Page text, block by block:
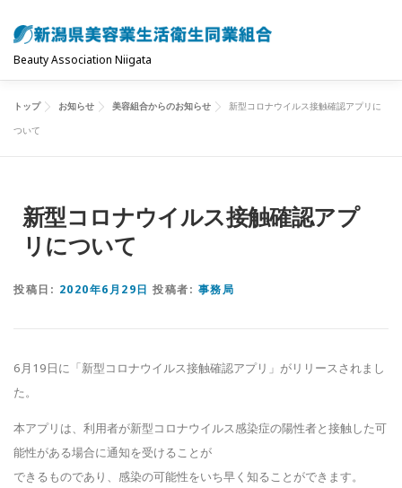
ン
Beauty Association Niigata
トップ 組合について 組合の主な事業
トップ お知らせ 美容組合からのお知らせ
新型コロナウイルス接触確認アプリに
ついて
新型コロナウイルス接触確認アプ
リについて
投稿日: 2020年6月29日 投稿者: 事務局
6月19日に「新型コロナウイルス接触確認アプリ」がリリ ースされまし
た。
本アプリは、利用者が新型コロナウイルス感染症の陽性者と接触した可
能性がある場合に通知を受けることが
できるものであり、感染の可能性をいち早く知ることができます。